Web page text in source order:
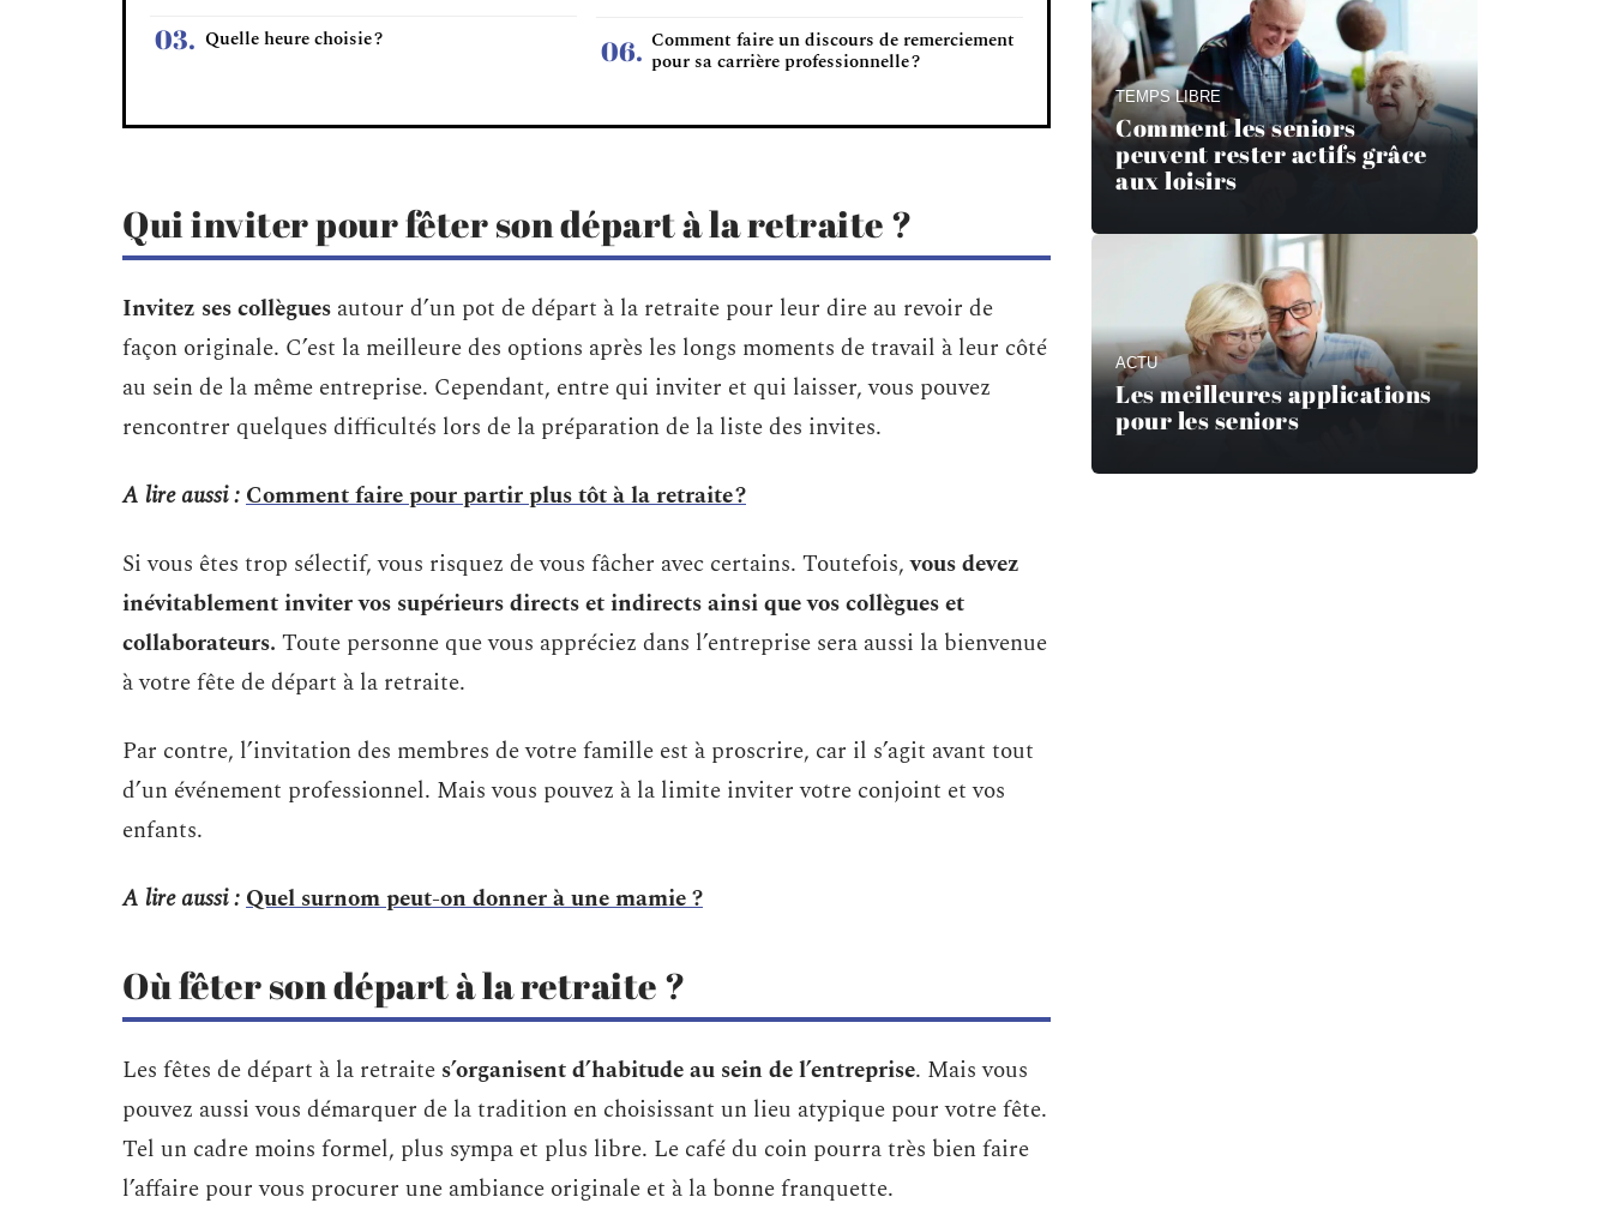
Quelle heure choisie ?
Comment faire un discours de remerciement
pour sa carrière professionnelle ?
Qui inviter pour fêter son départ à la retraite ?
Invitez ses collègues autour d’un pot de départ à la retraite pour leur dire au revoir de
façon originale. C’est la meilleure des options après les longs moments de travail à leur côté
au sein de la même entreprise. Cependant, entre qui inviter et qui laisser, vous pouvez
rencontrer quelques difficultés lors de la préparation de la liste des invites.
A lire aussi :Comment faire pour partir plus tôt à la retraite ?
Si vous êtes trop sélectif, vous risquez de vous fâcher avec certains. Toutefois,vous devez
inévitablement inviter vos supérieurs directs et indirects ainsi que vos collègues et
collaborateurs. Toute personne que vous appréciez dans l’entreprise sera aussi la bienvenue
à votre fête de départ à la retraite.
Par contre, l’invitation des membres de votre famille est à proscrire, car il s’agit avant tout
d’un événement professionnel. Mais vous pouvez à la limite inviter votre conjoint et vos
enfants.
A lire aussi :Quel surnom peut-on donner à une mamie ?
Où fêter son départ à la retraite ?
Les fêtes de départ à la retraite s’organisent d’habitude au sein de l’entreprise. Mais vous
pouvez aussi vous démarquer de la tradition en choisissant un lieu atypique pour votre fête.
Tel un cadre moins formel, plus sympa et plus libre. Le café du coin pourra très bien faire
l’affaire pour vous procurer une ambiance originale et à la bonne franquette.
TEMPS LIBRE
Comment les seniors
peuvent rester actifs grâce
aux loisirs
ACTU
Les meilleures applications
pour les seniors